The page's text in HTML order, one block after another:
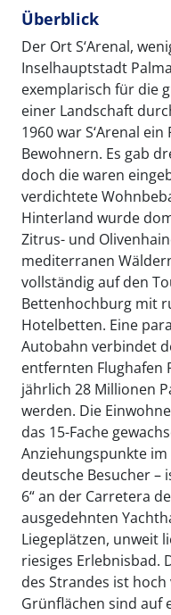
Überblick
Der Ort S‘Arenal,
Inselhauptstadt
exemplarisch für die
einer Landschaft
1960 war S‘Arenal
Bewohnern. Es gab
doch die waren
verdichtete
Hinterland wurde
Zitrus- und
mediterranen
vollständig auf den
Bettenhochburg mit
Hotelbetten. Eine
Autobahn verbindet
entfernten Flughafen
jährlich 28 Millionen
werden. Die
das 15-Fache
Anziehungspunkte
deutsche Besucher –
6“ an der Carretera
ausgedehnten
Liegeplätzen, unweit
riesiges Erlebnisbad.
des Strandes ist
Grünflächen sind auf